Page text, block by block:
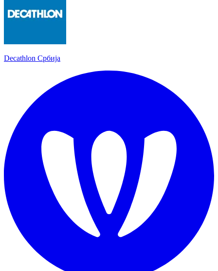
Decathlon Србија